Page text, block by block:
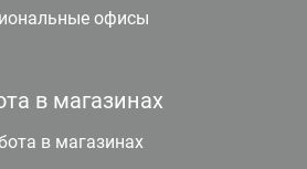
офисы
в магазинах
в магазинах